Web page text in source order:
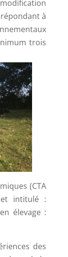
à
trois
(CTA
intitulé :
élevage :
des